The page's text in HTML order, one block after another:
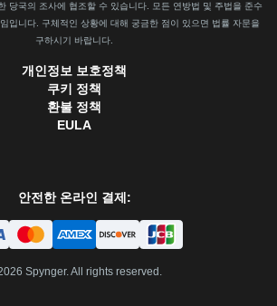
당국의 조사에 협조할 수 있습니다. 모든 연방법 및 주법을 준수
입니다. 구체적인 상황에 대해 궁금한 점이 있으면 법률 자문을
구하시기 바랍니다.
개인정보 보호정책
쿠키 정책
환불 정책
EULA
안전한 온라인 결제:
Spynger. All rights reserved.